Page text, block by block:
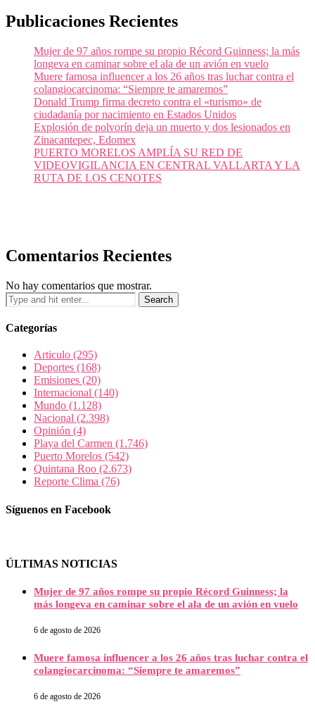
Publicaciones Recientes
Mujer de 97 años rompe su propio Récord Guinness; la más
longeva en caminar sobre el ala de un avión en vuelo
Muere famosa influencer a los 26 años tras luchar contra el
colangiocarcinoma: “Siempre te amaremos”
Donald Trump firma decreto contra el «turismo» de
ciudadanía por nacimiento en Estados Unidos
Explosión de polvorín deja un muerto y dos lesionados en
Zinacantepec, Edomex
PUERTO MORELOS AMPLÍA SU RED DE
VIDEOVIGILANCIA EN CENTRAL VALLARTA Y LA
RUTA DE LOS CENOTES
Comentarios Recientes
No hay comentarios que mostrar.
Categorías
Articulo (295)
Deportes (168)
Emisiones (20)
Internacional (140)
Mundo (1.128)
Nacional (2.398)
Opinión (4)
Playa del Carmen (1.746)
Puerto Morelos (542)
Quintana Roo (2.673)
Reporte Clima (76)
Síguenos en Facebook
ÚLTIMAS NOTICIAS
Mujer de 97 años rompe su propio Récord Guinness; la
más longeva en caminar sobre el ala de un avión en vuelo
6 de agosto de 2026
Muere famosa influencer a los 26 años tras luchar contra el
colangiocarcinoma: “Siempre te amaremos”
6 de agosto de 2026